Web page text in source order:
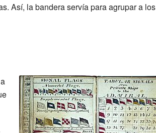
Así, la bandera servía para agrupar a los